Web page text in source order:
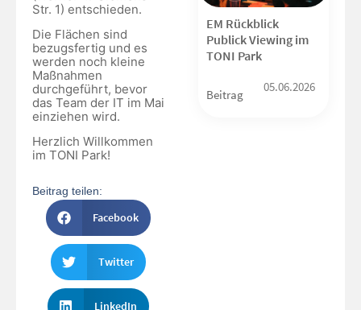
Str. 1) entschieden.
Die Flächen sind
bezugsfertig und es
werden noch kleine
Maßnahmen
durchgeführt, bevor
das Team der IT im Mai
einziehen wird.
Herzlich Willkommen
im TONI Park!
Beitrag teilen:
Facebook
Twitter
LinkedIn
EM Rückblick
Publick Viewing im
TONI Park
Beitrag
05.06.2026